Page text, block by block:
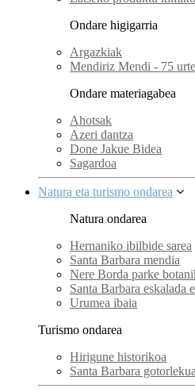
Ondare higigarria
Argazkiak
Mendiriz Mendi - 75 urte
Ondare materiagabea
Ahotsak
Azeri dantza
Done Jakue Bidea
Sagardoa
Natura eta turismo ondarea
Natura ondarea
Hernaniko ibilbide sarea
Santa Barbara mendia
Nere Borda parke
Santa Barbara eskalada
Urumea ibaia
Turismo ondarea
Hirigune historikoa
Santa Barbara